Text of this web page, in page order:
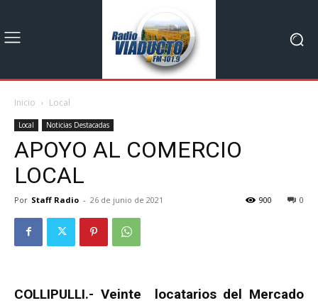
Inicio Local
Local Noticias Destacadas
APOYO AL COMERCIO
LOCAL
Por Staff Radio - 26 de junio de 2021 0
900
COLLIPULLI.- Veinte locatarios del Mercado